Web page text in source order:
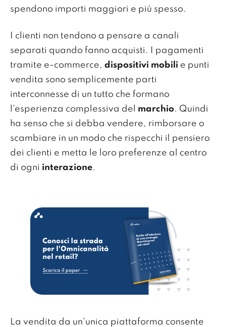
spendono importi maggiori e più spesso.
I clienti non tendono a pensare a canali
separati quando fanno acquisti. I pagamenti
tramite e-commerce, dispositivi mobili e punti
vendita sono semplicemente parti
interconnesse di un tutto che formano
l'esperienza complessiva del marchio. Quindi
ha senso che si debba vendere, rimborsare o
scambiare in un modo che rispecchi il pensiero
dei clienti e metta le loro preferenze al centro
di ogni interazione.
La vendita da un'unica piattaforma consente